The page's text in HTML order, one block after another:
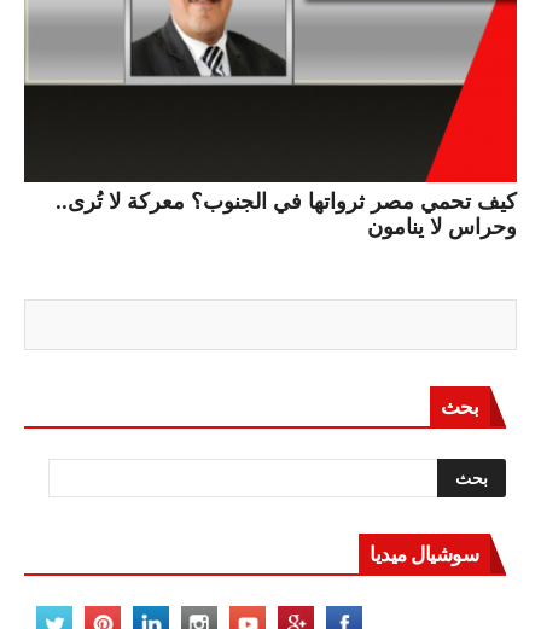
كيف تحمي مصر ثرواتها في الجنوب؟ معركة لا تُرى..
وحراس لا ينامون
بحث
سوشيال ميديا